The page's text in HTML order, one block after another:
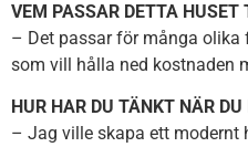
VEM PASSAR DETTA HUSET
– Det passar för många olika
som vill hålla ned kostnaden
HUR HAR DU TÄNKT NÄR
– Jag ville skapa ett modernt